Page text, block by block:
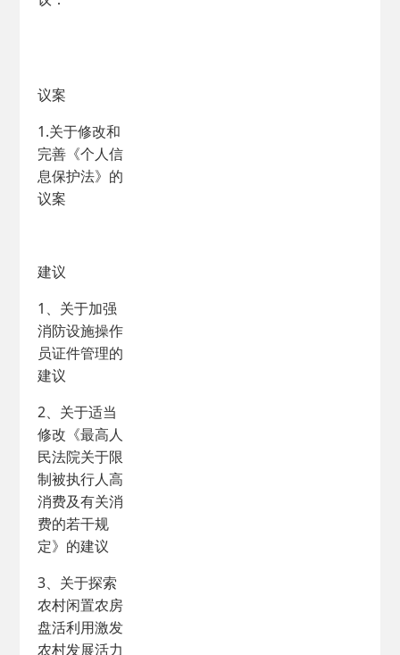
议案
1.关于修改和
完善《个人信
息保护法》的
议案
建议
1、关于加强
消防设施操作
员证件管理的
建议
2、关于适当
修改《最高人
民法院关于限
制被执行人高
消费及有关消
费的若干规
定》的建议
3、关于探索
农村闲置农房
盘活利用激发
农村发展活力